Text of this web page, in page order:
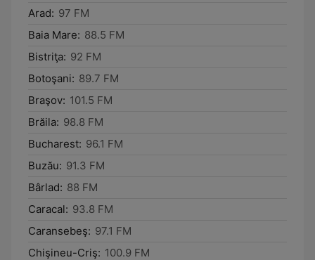
Arad: 97 FM
Baia Mare: 88.5 FM
Bistriţa: 92 FM
Botoşani: 89.7 FM
Braşov: 101.5 FM
Brăila: 98.8 FM
Bucharest: 96.1 FM
Buzău: 91.3 FM
Bârlad: 88 FM
Caracal: 93.8 FM
Caransebeş: 97.1 FM
Chişineu-Criş: 100.9 FM